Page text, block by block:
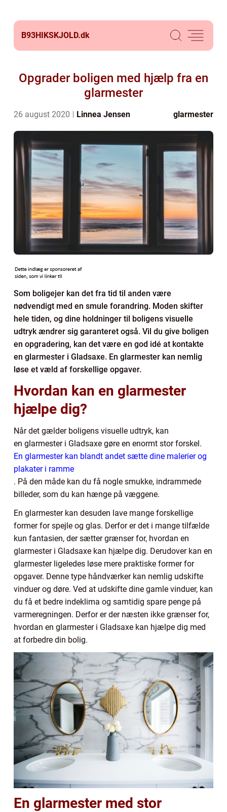
B93HIKSKJOLD.dk
Opgrader boligen med hjælp fra en
glarmester
26 august 2020 Linnea Jensen glarmester
Som boligejer kan det fra tid til anden være
nødvendigt med en smule forandring. Moden skifter
hele tiden, og dine holdninger til boligens visuelle
udtryk ændrer sig garanteret også. Vil du give boligen
en opgradering, kan det være en god idé at kontakte
en glarmester i Gladsaxe. En glarmester kan nemlig
løse et væld af forskellige opgaver.
Hvordan kan en glarmester
hjælpe dig?
Når det gælder boligens visuelle udtryk, kan
en glarmester i Gladsaxe gøre en enormt stor forskel.
En glarmester kan blandt andet sætte dine malerier og
plakater i ramme
. På den måde kan du få nogle smukke, indrammede
billeder, som du kan hænge på væggene.
En glarmester kan desuden lave mange forskellige
former for spejle og glas. Derfor er det i mange tilfælde
kun fantasien, der sætter grænser for, hvordan en
glarmester i Gladsaxe kan hjælpe dig. Derudover kan en
glarmester ligeledes løse mere praktiske former for
opgaver. Denne type håndværker kan nemlig udskifte
vinduer og døre. Ved at udskifte dine gamle vinduer, kan
du få et bedre indeklima og samtidig spare penge på
varmeregningen. Derfor er der næsten ikke grænser for,
hvordan en glarmester i Gladsaxe kan hjælpe dig med
at forbedre din bolig.
En glarmester med stor